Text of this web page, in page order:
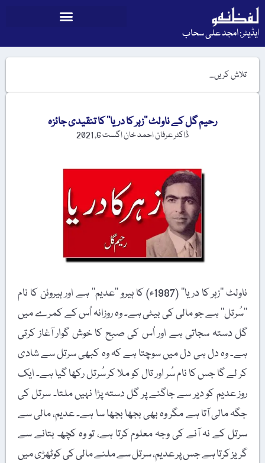
ایڈیٹر: امجد علی سحاب
رحیم گل کے ناولٹ ’’زہر کا دریا‘‘ کا تنقیدی جائزہ
ڈاکٹر عرفان احمد خاناگست 6, 2021
ناولٹ ’’زہر کا دریا‘‘ (1987ء) کا ہیرو ’’عدیم‘‘ ہے اور ہیروئن کا نام
’’سُرتل‘‘ ہے جو مالی کی بیٹی ہے۔ وہ روزانہ اُس کے کمرے میں
گل دستہ سجاتی ہے اور اُس کی صبح کا خوش گوار آغاز کرتی
ہے۔ وہ دل ہی دل میں سوچتا ہے کہ وہ کبھی سرتل سے شادی
کر لے گا جس کا نام سُر اور تال کو ملا کر سُرتل رکھا گیا ہے۔ ایک
روز عدیم کو دیر سے جاگنے پر گل دستہ پڑا نہیں ملتا۔ سرتل کی
جگہ مالی آتا ہے مگر وہ بھی بجھا بجھا سا ہے۔ عدیم، مالی سے
سرتل کے نہ آنے کی وجہ معلوم کرتا ہے، تو وہ کچھ بتانے سے
گریز کرتا ہے جس پر عدیم، سرتل سے ملنے مالی کی کوٹھڑی میں